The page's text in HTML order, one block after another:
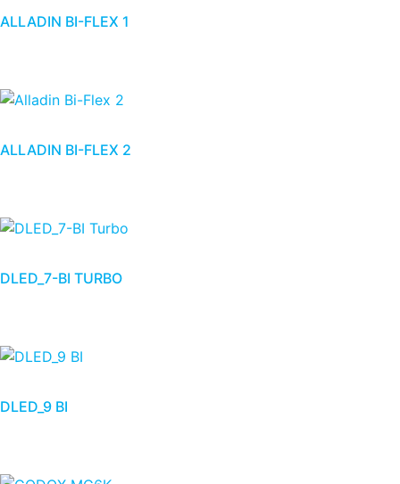
ALLADIN BI-FLEX 1
ALLADIN BI-FLEX 2
DLED_7-BI TURBO
DLED_9 BI